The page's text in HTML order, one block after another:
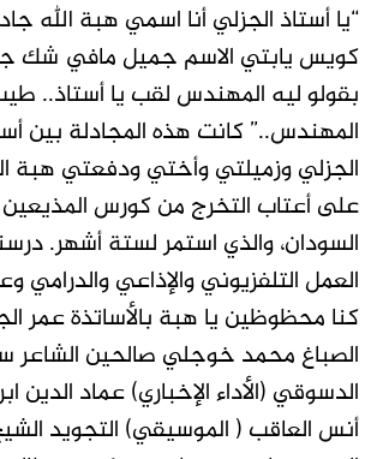
“يا أستاذ الجزلي أنا اسمي هبة الله
كويس يابتي الاسم جميل مافي شك
بقولو ليه المهندس لقب يا أستاذ..
المهندس..” كانت هذه المجادلة بين
الجزلي وزميلتي وأختي ودفعتي هبة
على أعتاب التخرج من كورس المذيعين
السودان، والذي استمر لستة أشهر.
العمل التلفزيوني والإذاعي
كنا محظوظين يا هبة بالأساتذة عمر
الصباغ محمد خوجلي صالحين الشاعر
الدسوقي (الأداء الإخباري) عماد الدين
أنس العاقب ( الموسيقي) التجويد